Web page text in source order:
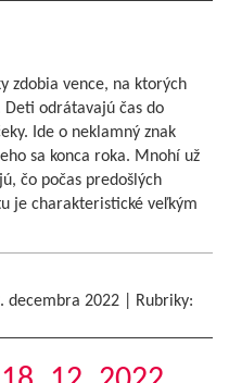
zdobia vence, na ktorých
Deti odrátavajú čas do
Ide o neklamný znak
sa konca roka. Mnohí už
čo počas predošlých
je charakteristické veľkým
decembra 2022
Rubriky: